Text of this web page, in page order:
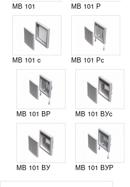
МВ 101
МВ 101 c
МВ 101 Р
МВ 101 Рс
МВ 101 ВР
МВ 101 ВУ
МВ 101 ВУc
МВ 101 ВУР